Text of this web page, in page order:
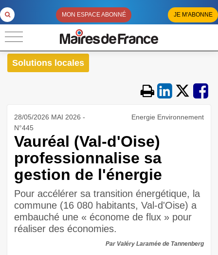
MON ESPACE ABONNÉ JE M'ABONNE
Solutions locales
28/05/2026 MAI 2026 -
N°445
Energie Environnement
Vauréal (Val-d'Oise)
professionnalise sa
gestion de l'énergie
Pour accélérer sa transition énergétique, la
commune (16 080 habitants, Val-d'Oise) a
embauché une « économe de flux » pour
réaliser des économies.
Par Valéry Laramée de Tannenberg